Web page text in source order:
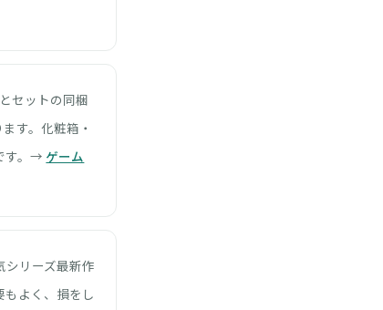
セットの同梱
す。化粧箱・
す。→ ゲーム
シリーズ最新作
よく、損をし